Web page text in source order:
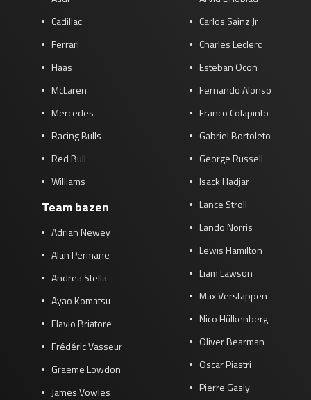
Cadillac
Ferrari
Haas
McLaren
Mercedes
Racing Bulls
Red Bull
Williams
Team bazen
Adrian Newey
Alan Permane
Andrea Stella
Ayao Komatsu
Flavio Briatore
Frédéric Vasseur
Graeme Lowdon
James Vowles
Carlos Sainz Jr
Charles Leclerc
Esteban Ocon
Fernando Alonso
Franco Colapinto
Gabriel Bortoleto
George Russell
Isack Hadjar
Lance Stroll
Lando Norris
Lewis Hamilton
Liam Lawson
Max Verstappen
Nico Hülkenberg
Oliver Bearman
Oscar Piastri
Pierre Gasly